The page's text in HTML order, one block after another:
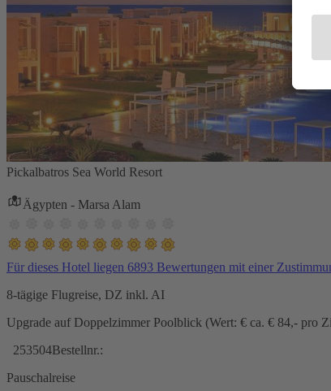
Pickalbatros Sea World Resort
Ägypten - Marsa Alam
Für dieses Hotel liegen 6893 Bewertungen mit einer
8-tägige Flugreise, DZ inkl. AI
Upgrade auf Doppelzimmer Poolblick (Wert: € ca. € 84,- pro
253504Bestellnr.:
Pauschalreise